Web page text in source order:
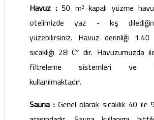
Havuz :50 m²kapalı yüzme
otelimizde yaz - kış
yüzebilirsiniz. Havuz derinliği
sıcaklığı 28 C° dir. Havuzumuzda
filtreleme sistemleri ve
kullanılmaktadır.
Sauna :Genel olarak sıcaklık 40 ile